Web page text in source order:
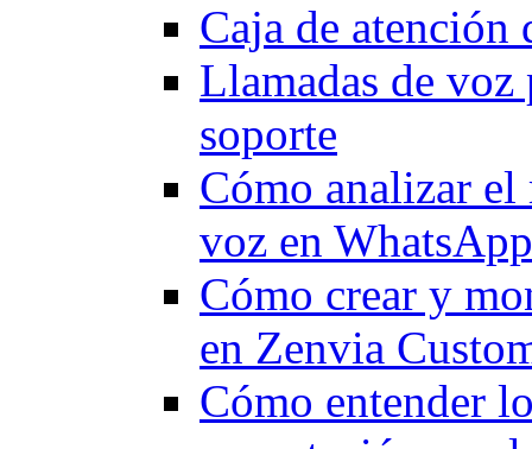
Caja de atención
Llamadas de
soporte
Cómo analizar el
voz en
Cómo crear y
en Zenvia
Cómo entender